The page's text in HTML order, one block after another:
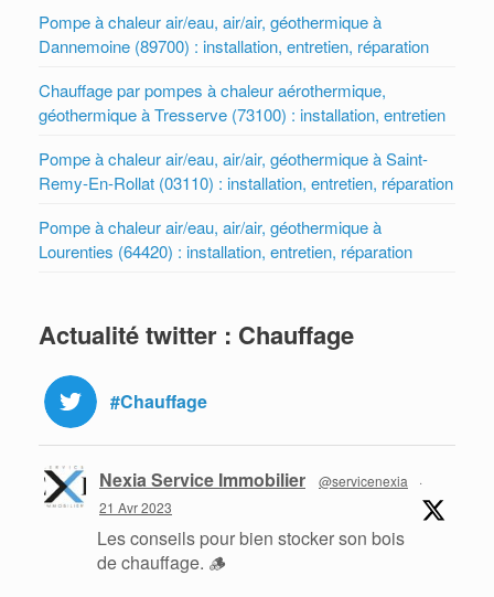
Pompe à chaleur air/eau, air/air, géothermique à
Dannemoine (89700) : installation, entretien, réparation
Chauffage par pompes à chaleur aérothermique,
géothermique à Tresserve (73100) : installation, entretien
Pompe à chaleur air/eau, air/air, géothermique à Saint-
Remy-En-Rollat (03110) : installation, entretien, réparation
Pompe à chaleur air/eau, air/air, géothermique à
Lourenties (64420) : installation, entretien, réparation
Actualité twitter : Chauffage
#Chauffage
Nexia Service Immobilier @servicenexia
·
21 Avr 2023
Les conseils pour bien stocker son bois
de chauffage. 🪵